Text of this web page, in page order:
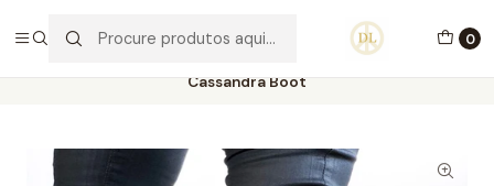
0
PORTES GRÁTIS ACIMA DE 70€ PORTUGAL CONTINENTAL
Cassandra Boot